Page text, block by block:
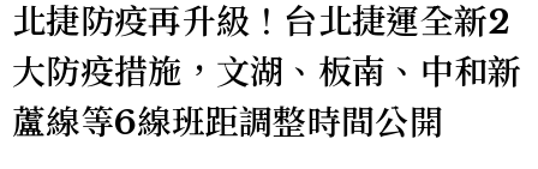
北捷防疫再升級！台北捷運全新2
大防疫措施，文湖、板南、中和新
蘆線等6線班距調整時間公開